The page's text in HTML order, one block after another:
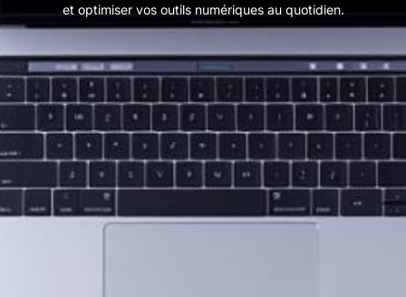
et optimiser vos outils numériques au quotidien.